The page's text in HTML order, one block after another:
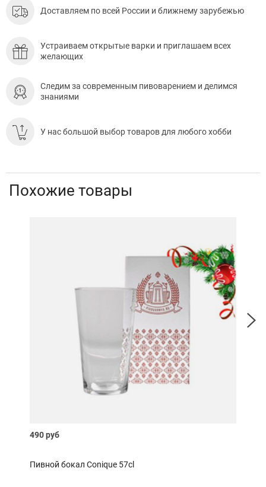
Доставляем по всей России и ближнему зарубежью
Устраиваем открытые варки и приглашаем всех
желающих
Следим за современным пивоварением и делимся
знаниями
У нас большой выбор товаров для любого хобби
Похожие товары
490 руб
Пивной бокал Conique 57cl